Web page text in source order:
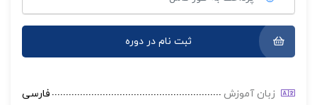
ثبت نام در دوره
زبان آموزش فارسی